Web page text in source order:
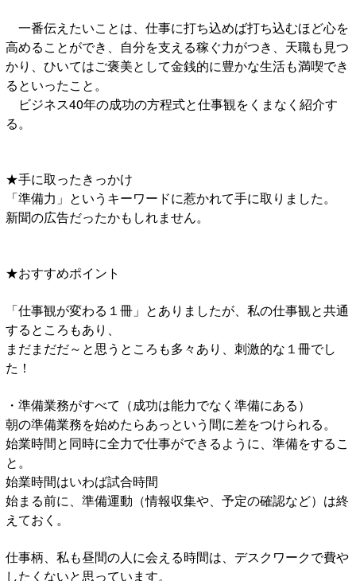
一番伝えたいことは、仕事に打ち込めば打ち込むほど心を
高めることができ、自分を支える稼ぐ力がつき、天職も見つ
かり、ひいてはご褒美として金銭的に豊かな生活も満喫でき
るといったこと。
ビジネス40年の成功の方程式と仕事観をくまなく紹介す
る。
★手に取ったきっかけ
「準備力」というキーワードに惹かれて手に取りました。
新聞の広告だったかもしれません。
★おすすめポイント
「仕事観が変わる１冊」とありましたが、私の仕事観と共通
するところもあり、
まだまだだ～と思うところも多々あり、刺激的な１冊でし
た！
・準備業務がすべて（成功は能力でなく準備にある）
朝の準備業務を始めたらあっという間に差をつけられる。
始業時間と同時に全力で仕事ができるように、準備をするこ
と。
始業時間はいわば試合時間
始まる前に、準備運動（情報収集や、予定の確認など）は終
えておく。
仕事柄、私も昼間の人に会える時間は、デスクワークで費や
したくないと思っています。